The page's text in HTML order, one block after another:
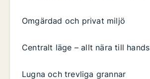
Omgärdad och privat miljö
Centralt läge – allt nära till hands
Lugna och trevliga grannar